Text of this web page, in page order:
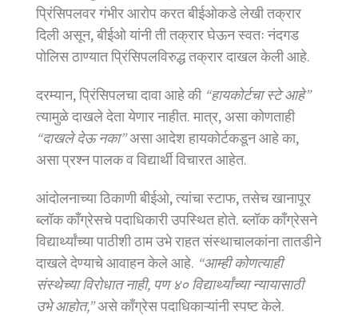
प्रिंसिपलवर गंभीर आरोप करत बीईओकडे लेखी तक्रार
दिली असून, बीईओ यांनी ती तक्रार घेऊन स्वतः नंदगड
पोलिस ठाण्यात प्रिंसिपलविरुद्ध तक्रार दाखल केली आहे.
दरम्यान, प्रिंसिपलचा दावा आहे की “हायकोर्टचा स्टे आहे”
त्यामुळे दाखले देता येणार नाहीत. मात्र, असा कोणताही
“दाखले देऊ नका”असा आदेश हायकोर्टकडून आहे का,
असा प्रश्न पालक व विद्यार्थी विचारत आहेत.
आंदोलनाच्या ठिकाणी बीईओ, त्यांचा स्टाफ, तसेच खानापूर
ब्लॉक काँग्रेसचे पदाधिकारी उपस्थित होते. ब्लॉक काँग्रेसने
विद्यार्थ्यांच्या पाठीशी ठाम उभे राहत संस्थाचालकांना तातडीने
दाखले देण्याचे आवाहन केले आहे. “आम्ही कोणत्याही
संस्थेच्या विरोधात नाही, पण ४० विद्यार्थ्यांच्या न्यायासाठी
उभे आहोत,”असे काँग्रेस पदाधिकाऱ्यांनी स्पष्ट केले.